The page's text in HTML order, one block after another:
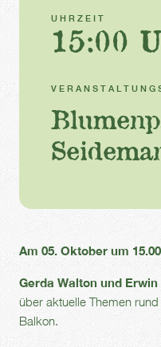
Am 05. Oktober um
Gerda Walton und
über aktuelle Themen
Balkon.
UHRZEIT
15:00